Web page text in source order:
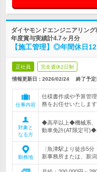
ダイヤモンドエンジニアリン
年度賞与実績計4.7ヶ月分
【施工管理】◎年間休日
正社員 完全週休2日制
情報更新日：2026/02/24 終了予定
仕事内容
仕様書作成や予算管
務をお任せいたします
対象と
なる方
◆高卒以上◆機械系
動車免許(AT限定可
勤務地
〈魚津駅より徒歩5
新事務所または、新